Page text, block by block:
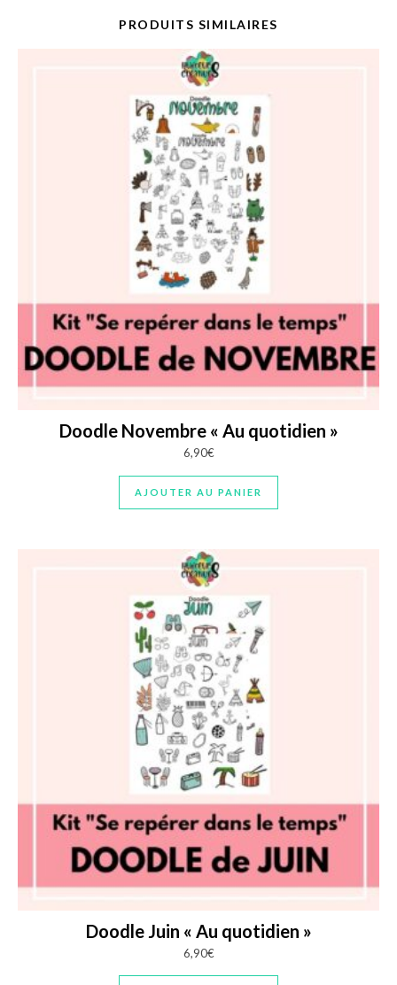
PRODUITS SIMILAIRES
Doodle Novembre « Au quotidien »
6,90€
AJOUTER AU PANIER
Doodle Juin « Au quotidien »
6,90€